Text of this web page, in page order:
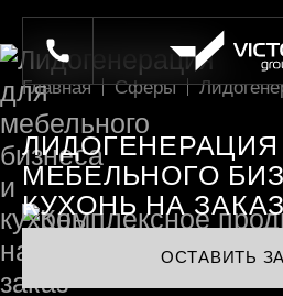
Главная Сферы
ЛИДОГЕНЕРАЦИЯ
МЕБЕЛЬНОГО
КУХОНЬ НА ЗАКАЗ
ОСТАВИТЬ